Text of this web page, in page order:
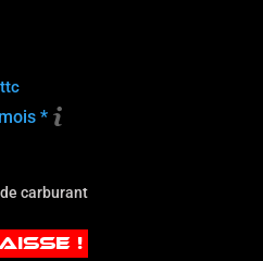
ttc
*
carburant
!